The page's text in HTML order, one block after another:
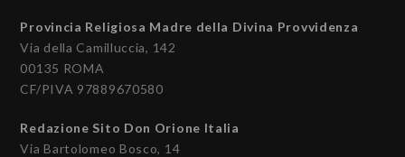
Provincia Religiosa Madre della Divina Provvidenza
Via della Camilluccia, 142
00135 ROMA
CF/PIVA 97889670580
Redazione Sito Don Orione Italia
Via Bartolomeo Bosco, 14